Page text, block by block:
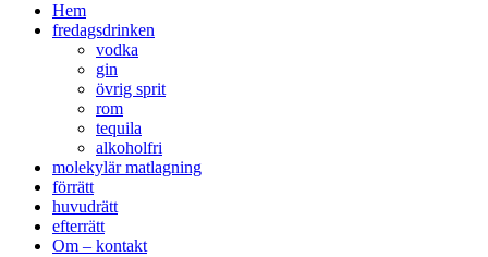
Hem
fredagsdrinken
vodka
gin
övrig sprit
rom
tequila
alkoholfri
molekylär matlagning
förrätt
huvudrätt
efterrätt
Om – kontakt